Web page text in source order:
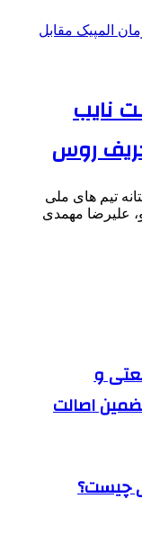
شکست نایب
روس
تیم های ملی
علیرضا مهمدی
و
اصالت
چیست؟